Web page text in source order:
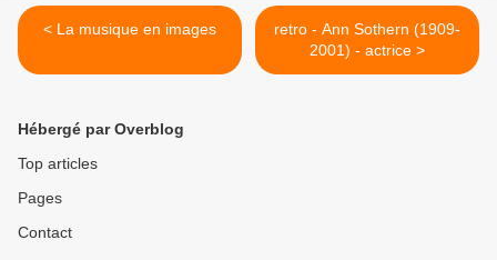
< La musique en images
retro - Ann Sothern (1909-
2001) - actrice >
Hébergé par Overblog
Top articles
Pages
Contact